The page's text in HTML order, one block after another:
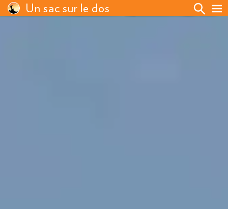
Un sac sur le dos